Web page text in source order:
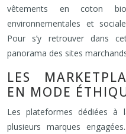
vêtements en coton
environnementales et
Pour s’y retrouver dans
panorama des sites
LES
EN MODE
Les plateformes dédiées à
plusieurs marques